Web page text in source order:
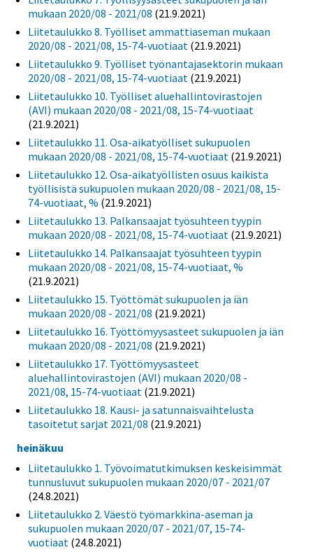
mukaan 2020/08 - 2021/08 (21.9.2021)
Liitetaulukko 8. Työlliset ammattiaseman mukaan
2020/08 - 2021/08, 15-74-vuotiaat (21.9.2021)
Liitetaulukko 9. Työlliset työnantajasektorin mukaan
2020/08 - 2021/08, 15-74-vuotiaat (21.9.2021)
Liitetaulukko 10. Työlliset aluehallintovirastojen
(AVI) mukaan 2020/08 - 2021/08, 15-74-vuotiaat
(21.9.2021)
Liitetaulukko 11. Osa-aikatyölliset sukupuolen
mukaan 2020/08 - 2021/08, 15-74-vuotiaat (21.9.2021)
Liitetaulukko 12. Osa-aikatyöllisten osuus kaikista
työllisistä sukupuolen mukaan 2020/08 - 2021/08, 15-
74-vuotiaat, % (21.9.2021)
Liitetaulukko 13. Palkansaajat työsuhteen tyypin
mukaan 2020/08 - 2021/08, 15-74-vuotiaat (21.9.2021)
Liitetaulukko 14. Palkansaajat työsuhteen tyypin
mukaan 2020/08 - 2021/08, 15-74-vuotiaat, %
(21.9.2021)
Liitetaulukko 15. Työttömät sukupuolen ja iän
mukaan 2020/08 - 2021/08 (21.9.2021)
Liitetaulukko 16. Työttömyysasteet sukupuolen ja iän
mukaan 2020/08 - 2021/08 (21.9.2021)
Liitetaulukko 17. Työttömyysasteet
aluehallintovirastojen (AVI) mukaan 2020/08 -
2021/08, 15-74-vuotiaat (21.9.2021)
Liitetaulukko 18. Kausi- ja satunnaisvaihtelusta
tasoitetut sarjat 2021/08 (21.9.2021)
heinäkuu
Liitetaulukko 1. Työvoimatutkimuksen keskeisimmät
tunnusluvut sukupuolen mukaan 2020/07 - 2021/07
(24.8.2021)
Liitetaulukko 2. Väestö työmarkkina-aseman ja
sukupuolen mukaan 2020/07 - 2021/07, 15-74-
vuotiaat (24.8.2021)